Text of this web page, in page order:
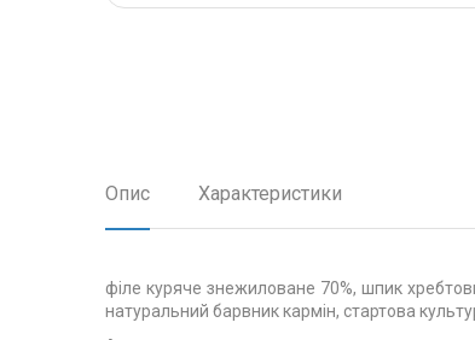
Опис Характеристики
філе куряче знежиловане 70%, шпик
натуральний барвник кармін, стартова